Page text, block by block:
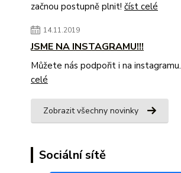
začnou postupně plnit! číst celé
14.11.2019
JSME NA INSTAGRAMU!!!
Můžete nás podpořit i na instagramu.
celé
Zobrazit všechny novinky
Sociální sítě